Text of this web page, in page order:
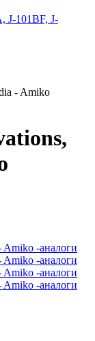
J-101BF, J-
- Amiko